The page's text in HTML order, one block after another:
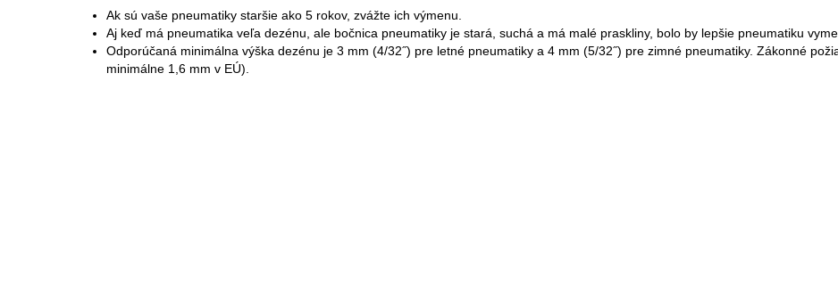
Ak sú vaše pneumatiky staršie ako 5 rokov, zvážte ich výmenu.
Aj keď má pneumatika veľa dezénu, ale bočnica pneumatiky je stará, suchá a má malé praskliny, bolo by lepšie pneumatiku
Odporúčaná minimálna výška dezénu je 3 mm (4/32˝) pre letné pneumatiky a 4 mm (5/32˝) pre zimné pneumatiky. Zákonné
minimálne 1,6 mm v EÚ).